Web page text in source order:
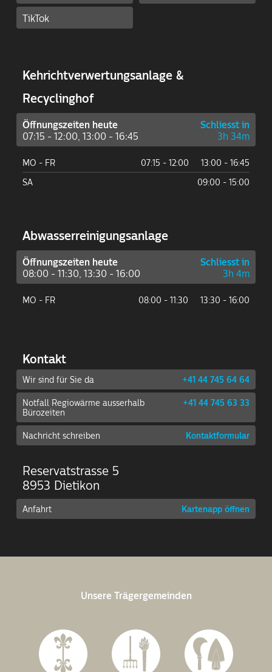
TikTok
Kehricht­ver­wertungs­anlage &
Recyclinghof
Öffnungszeiten heute
07:15 - 12:00, 13:00 - 16:45
Schliesst in
3h 34m
MO - FR 07:15 - 12:00
13:00 - 16:45
SA
09:00 - 15:00
Abwasser­reinigungs­anlage
Öffnungszeiten heute
08:00 - 11:30, 13:30 - 16:00
Schliesst in
3h 4m
MO - FR 08:00 - 11:30 13:30 - 16:00
Kontakt
Wir sind für Sie da +41 44 745 64 64
Notfall Regiowärme ausserhalb
Bürozeiten
+41 44 745 63 33
Nachricht schreiben Kontaktformular
Reservatstrasse 5
8953 Dietikon
Anfahrt Kartenapp öffnen
Unsere Trägergemeinden